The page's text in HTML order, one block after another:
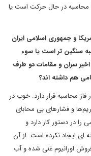
در حال حرکت است یا
و جمهوری اسلامی ایران
سنگین تر است یا سوء
سران و مقامات دو طرف
هم داشته اند؟
محاسبه قرار دارد. خوب در
و فشارهای بی محابای
را در دستور کار دارد و
ای ایجاد نکرده است. از آن
اورانیوم غنی شده و آب